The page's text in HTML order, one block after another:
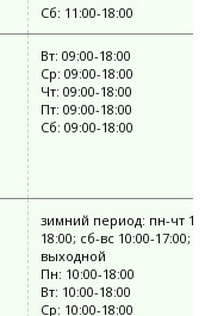
Сб: 11:00-18:00
Вт: 09:00-18:00
Ср: 09:00-18:00
Чт: 09:00-18:00
Пт: 09:00-18:00
Сб: 09:00-18:00
зимний период: пн-чт
18:00; сб-вс 10:00-17:00;
выходной
Пн: 10:00-18:00
Вт: 10:00-18:00
Ср: 10:00-18:00